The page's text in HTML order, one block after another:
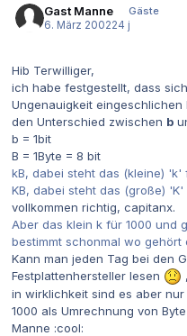
Gast Manne
Gäste
6. März 200224 j
Hib Terwilliger,
ich habe festgestellt, dass
Ungenauigkeit
den Unterschied zwischen b
b = 1bit
B = 1Byte = 8 bit
kB, dabei steht das (kleine) 'k'
KB, dabei steht das (große)
vollkommen richtig, capitanx.
Aber das klein k für 1000 und
bestimmt schonmal wo gehört
Kann man jeden Tag bei den
Festplattenhersteller lesen
in wirklichkeit sind es aber
1000 als Umrechnung von
Manne :cool: